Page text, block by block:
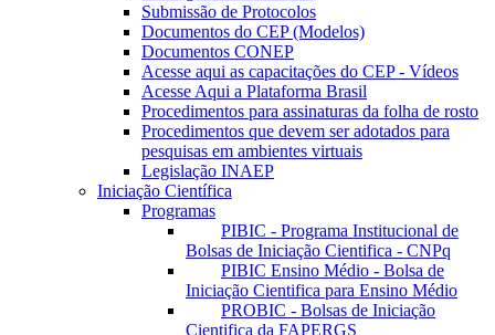
Submissão de Protocolos
Documentos do CEP (Modelos)
Documentos CONEP
Acesse aqui as capacitações do CEP - Vídeos
Acesse Aqui a Plataforma Brasil
Procedimentos para assinaturas da folha de rosto
Procedimentos que devem ser adotados para
pesquisas em ambientes virtuais
Legislação INAEP
Iniciação Científica
Programas
PIBIC - Programa Institucional de
Bolsas de Iniciação Cientifica - CNPq
PIBIC Ensino Médio - Bolsa de
Iniciação Cientifica para Ensino Médio
PROBIC - Bolsas de Iniciação
Cientifica da FAPERGS